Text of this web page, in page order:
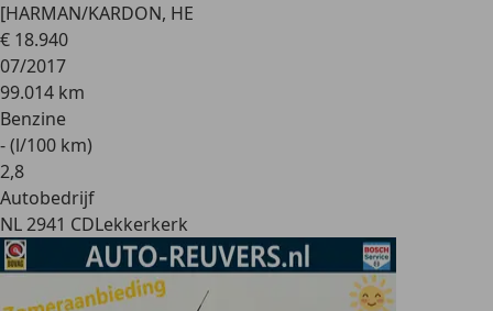
[HARMAN/KARDON, HE
€ 18.940
07/2017
99.014 km
Benzine
- (l/100 km)
2,8
Autobedrijf
NL 2941 CDLekkerkerk